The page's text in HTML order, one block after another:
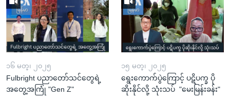
၁၆ မတ္၊ ၂၀၂၅
Fulbright ပညာတော်သင်တွေရဲ့
အတွေ့အကြုံ "Gen Z"
၁၅ မတ္၊ ၂၀၂၅
ရွေးကောက်ပွဲကြောင့် ပဋိပက္ခ ပို
ဆိုးနိုင်လို့ သုံးသပ် "မေးမြန်းခန်း"